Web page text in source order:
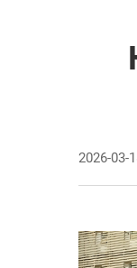
2026-03-